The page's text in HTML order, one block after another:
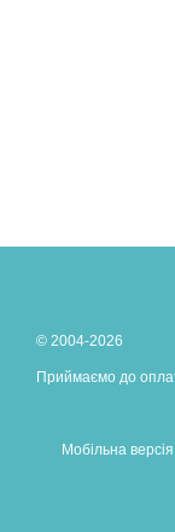
© 2004-2026
Приймаємо до
Мобільна версія